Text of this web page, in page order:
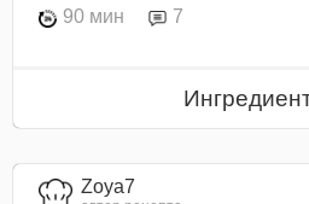
90 мин
7
Zoya7